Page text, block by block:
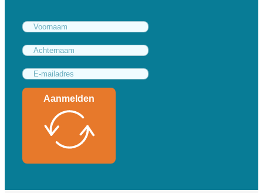
Aanmelden